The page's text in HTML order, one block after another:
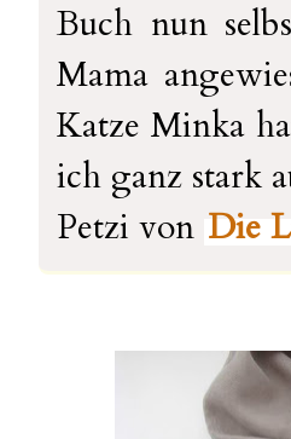
Buch nun
Mama
Katze Minka
ich ganz stark
Petzi von Die